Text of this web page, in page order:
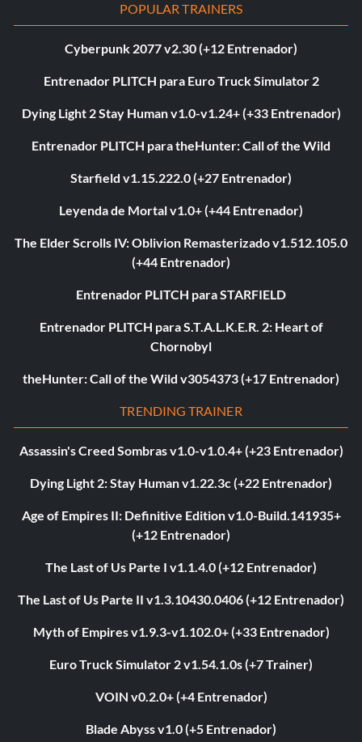
POPULAR TRAINERS
Cyberpunk 2077 v2.30 (+12 Entrenador)
Entrenador PLITCH para Euro Truck Simulator 2
Dying Light 2 Stay Human v1.0-v1.24+ (+33 Entrenador)
Entrenador PLITCH para theHunter: Call of the Wild
Starfield v1.15.222.0 (+27 Entrenador)
Leyenda de Mortal v1.0+ (+44 Entrenador)
The Elder Scrolls IV: Oblivion Remasterizado v1.512.105.0
(+44 Entrenador)
Entrenador PLITCH para STARFIELD
Entrenador PLITCH para S.T.A.L.K.E.R. 2: Heart of
Chornobyl
theHunter: Call of the Wild v3054373 (+17 Entrenador)
TRENDING TRAINER
Assassin's Creed Sombras v1.0-v1.0.4+ (+23 Entrenador)
Dying Light 2: Stay Human v1.22.3c (+22 Entrenador)
Age of Empires II: Definitive Edition v1.0-Build.141935+
(+12 Entrenador)
The Last of Us Parte I v1.1.4.0 (+12 Entrenador)
The Last of Us Parte II v1.3.10430.0406 (+12 Entrenador)
Myth of Empires v1.9.3-v1.102.0+ (+33 Entrenador)
Euro Truck Simulator 2 v1.54.1.0s (+7 Trainer)
VOIN v0.2.0+ (+4 Entrenador)
Blade Abyss v1.0 (+5 Entrenador)